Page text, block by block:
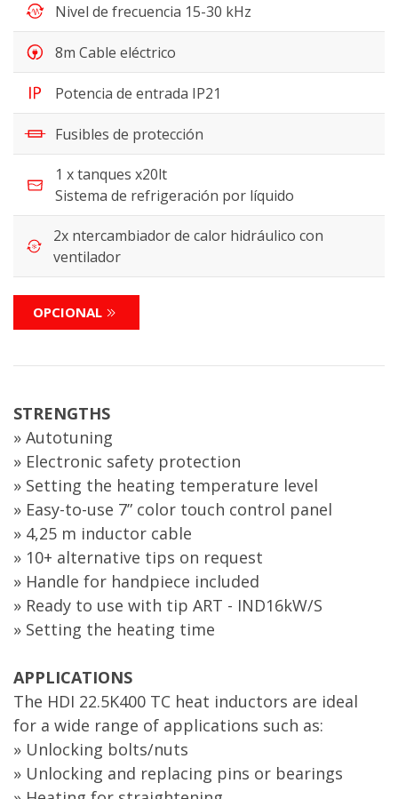
Nivel de frecuencia 15-30 kHz
8m Cable eléctrico
Potencia de entrada IP21
Fusibles de protección
1 x tanques x20lt
Sistema de refrigeración por líquido
2x ntercambiador de calor hidráulico con
ventilador
OPCIONAL
STRENGTHS
» Autotuning
» Electronic safety protection
» Setting the heating temperature level
» Easy-to-use 7” color touch control panel
» 4,25 m inductor cable
» 10+ alternative tips on request
» Handle for handpiece included
» Ready to use with tip ART - IND16kW/S
» Setting the heating time
APPLICATIONS
The HDI 22.5K400 TC heat inductors are ideal
for a wide range of applications such as:
» Unlocking bolts/nuts
» Unlocking and replacing pins or bearings